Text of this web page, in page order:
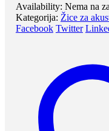
Availability: Nema na
Kategorija: Žice za
Facebook Twitter